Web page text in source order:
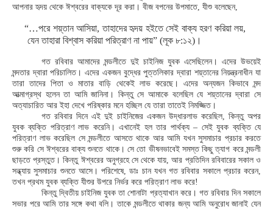
আপনার হৃদয় থেকে ঈশ্বরের বাক্যকে দূর করা। বীজ বপনের উপমাতে, যীশু বলেছেন,
“…পরে শয়্তান আসিয়া, তাহাদের হৃদয় হইতে সেই বাক্য হরণ করিয়া লয়,
যেন তাহারা বিশ্বাস করিয়া পরিত্রাণ না পায়” (লূক ৮:১২)।
গত রবিবার আমাদের মন্ডলীতে দুই চাইনিজ যুবক এসেছিলেন। এদের উভয়েই
মন্দতার দ্বারা পরিচালিত। এদের একজন বুদ্ধের পুত্তলিকার দ্বারা শয়্তানের নিয়ন্ত্রনাধীন যা
তারা তাদের পিতা ও মাতার বাড়ি থেকেই লাভ করেছে। এদের অন্যজন কিভাবে মন্দ
আত্মাগ্রস্থ হলেন তা আমি জানিনা। কিন্তু সে আমাকে বলেছিল যে শয়্তানের দ্বারা সে
অত্যাচারিত আর ইহা দেখে পরিষ্কার মনে হচ্ছিল যে তারা তাতেই নিমজ্জিত।
গত রবিবার দিনে এই দুই চাইনিজের একজন উদ্ধারলাভ করেছিল, কিন্তু অপর
যুবক ব্যক্তি পরিত্রাণ লাভ করেনি। এখানেই হল তার পার্থক্য – সেই যুবক ব্যক্তি যে
পরিত্রাণ লাভ করেছিল সে মন্ডলীতে আসতে থাকে আর আমি যখন সুসমাচার প্রচার করতে
শুরু করি সে ঈশ্বরের বাক্য শুনতে থাকে। সে তো ভীষনভাবেই সমস্ত কিছু ত্যাগ করে মন্ডলী
ছাড়তে প্রস্তুত। কিন্তু ঈশ্বরের অনুগ্রহে সে থেকে যায়, আর প্রতিদিন রবিবারের সকাল ও
সন্ধ্যায় সুসমাচার শুনতে আসে। পরিশেষে, ডাঃ চান যখন গত রবিবার সকালে প্রচার করেন,
তখন প্রথম যুবক ব্যক্তি যীশুর উপরে নির্ভর করে পরিত্রাণ লাভ করে!
কিন্তু দ্বিতীয় চাইনিজ যুবক তা শোনাটা প্রত্যাখান করে। গত রবিবার দিন সকালে
সভার পরে আমি তার সঙ্গে কথা বলি। তাকে মন্ডলীতে থাকার জন্য আমি অনুরোধ জানাই যেন